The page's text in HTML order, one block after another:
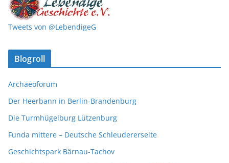
Tweets von @LebendigeG
Blogroll
Archaeoforum
Der Heerbann in Berlin-Brandenburg
Die Turmhügelburg Lützenburg
Funda mittere – Deutsche Schleudererseite
Geschichtspark Bärnau-Tachov